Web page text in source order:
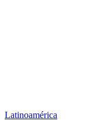
Latinoamérica